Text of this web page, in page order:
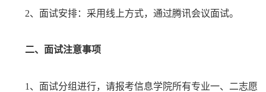
2、面试安排：采用线上方式，通过腾讯会议面试。
二、面试注意事项
1 、面试分组进行，请报考信息学院所有专业一、二志愿